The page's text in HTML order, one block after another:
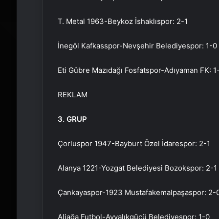
T. Metal 1963-Beykoz İshaklıspor: 2-1
İnegöl Kafkasspor-Nevşehir Belediyespor: 1-0
Eti Gübre Mazıdağı Fosfatspor-Adıyaman FK:
REKLAM
3. GRUP
Çorluspor 1947-Bayburt Özel İdarespor: 2-1
Alanya 1221-Yozgat Belediyesi Bozokspor: 2-1
Çankayaspor-1923 Mustafakemalpaşaspor: 2-
Aliağa Futbol-Ayvalıkgücü Belediyespor: 1-0